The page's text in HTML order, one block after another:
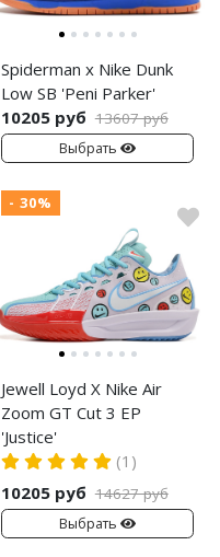
Spiderman x Nike Dunk
Low SB 'Peni Parker'
10205 руб 13607 руб
Выбрать
- 30%
Jewell Loyd X Nike Air
Zoom GT Cut 3 EP
'Justice'
(1)
10205 руб 14627 руб
Выбрать